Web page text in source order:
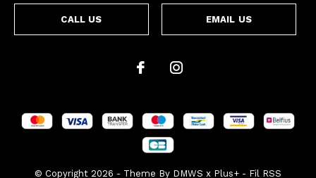
CALL US EMAIL US
© Copyright 2026 - Theme By DMWS x Plus+ - Fil RSS